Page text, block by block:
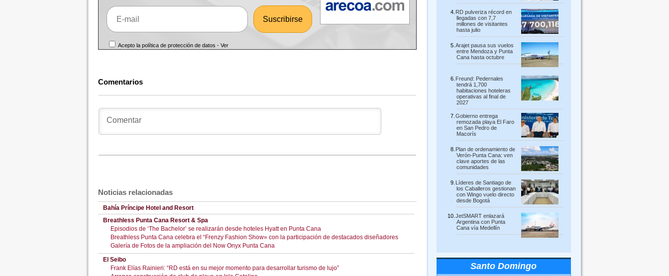
Acepto la política de protección de datos -Ver
Comentarios
Noticias relacionadas
Bahía Príncipe Hotel and Resort
Breathless Punta Cana Resort & Spa
Episodios de ‘The Bachelor’ se realizarán desde hoteles Hyatt en Punta Cana
Breathless Punta Cana celebra el “Frenzy Fashion Show» con la participación de destacados diseñadores
Galería de Fotos de la ampliación del Now Onyx Punta Cana
El Seibo
Frank Elías Rainieri: “RD está en su mejor momento para desarrollar turismo de lujo”
RD pulveriza récord en
llegadas con 7,7
millones de visitantes
hasta julio
Arajet pausa sus vuelos
entre Mendoza y Punta
Cana hasta octubre
Freund: Pedernales
tendrá 1,700
habitaciones hoteleras
operativas al final de
2027
Gobierno entrega
remozada playa El Faro
en San Pedro de
Macorís
Plan de ordenamiento de
Verón-Punta Cana: ven
clave aportes de las
comunidades
Líderes de Santiago de
los Caballeros gestionan
con Wingo vuelo directo
desde Bogotá
JetSMART enlazará
Argentina con Punta
Cana vía Medellín
Santo Domingo